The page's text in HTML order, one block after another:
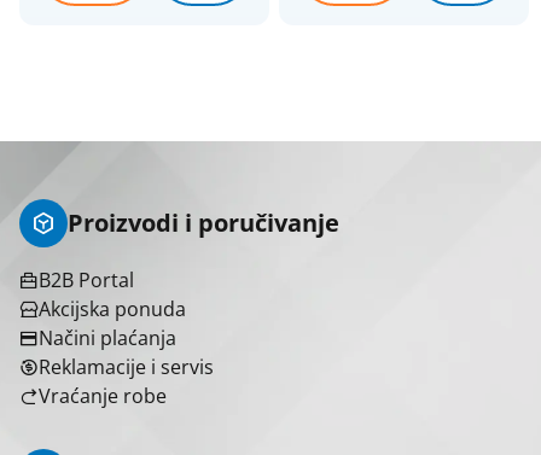
Proizvodi i poručivanje
B2B Portal
Akcijska ponuda
Načini plaćanja
Reklamacije i servis
Vraćanje robe